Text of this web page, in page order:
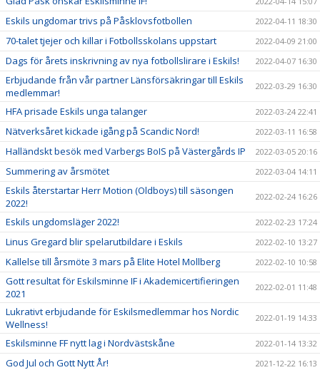
Eskils ungdomar trivs på Påsklovsfotbollen 2022-04-11 18:30
70-talet tjejer och killar i Fotbollsskolans uppstart 2022-04-09 21:00
Dags för årets inskrivning av nya fotbollslirare i Eskils! 2022-04-07 16:30
Erbjudande från vår partner Länsförsäkringar till Eskils
medlemmar!
2022-03-29 16:30
HFA prisade Eskils unga talanger 2022-03-24 22:41
Nätverksåret kickade igång på Scandic Nord! 2022-03-11 16:58
Halländskt besök med Varbergs BoIS på Västergårds IP 2022-03-05 20:16
Summering av årsmötet 2022-03-04 14:11
Eskils återstartar Herr Motion (Oldboys) till säsongen
2022!
2022-02-24 16:26
Eskils ungdomsläger 2022! 2022-02-23 17:24
Linus Gregard blir spelarutbildare i Eskils 2022-02-10 13:27
Kallelse till årsmöte 3 mars på Elite Hotel Mollberg 2022-02-10 10:58
Gott resultat för Eskilsminne IF i Akademicertifieringen
2021
2022-02-01 11:48
Lukrativt erbjudande för Eskilsmedlemmar hos Nordic
Wellness!
2022-01-19 14:33
Eskilsminne FF nytt lag i Nordvästskåne 2022-01-14 13:32
God Jul och Gott Nytt År! 2021-12-22 16:13